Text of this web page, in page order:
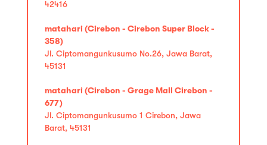
42416
matahari (Cirebon - Cirebon Super Block -
358)
Jl. Ciptomangunkusumo No.26, Jawa Barat,
45131
matahari (Cirebon - Grage Mall Cirebon -
677)
Jl. Ciptomangunkusumo 1 Cirebon, Jawa
Barat, 45131